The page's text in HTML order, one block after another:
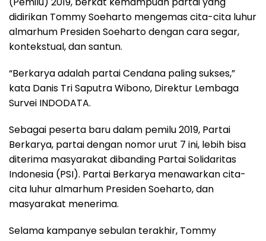
didirikan Tommy Soeharto mengemas cita-cita luhur
almarhum Presiden Soeharto dengan cara segar,
kontekstual, dan santun.
“Berkarya adalah partai Cendana paling sukses,”
kata Danis Tri Saputra Wibono, Direktur Lembaga
Survei INDODATA.
Sebagai peserta baru dalam pemilu 2019, Partai
Berkarya, partai dengan nomor urut 7 ini, lebih bisa
diterima masyarakat dibanding Partai Solidaritas
Indonesia (PSI). Partai Berkarya menawarkan cita-
cita luhur almarhum Presiden Soeharto, dan
masyarakat menerima.
Selama kampanye sebulan terakhir, Tommy